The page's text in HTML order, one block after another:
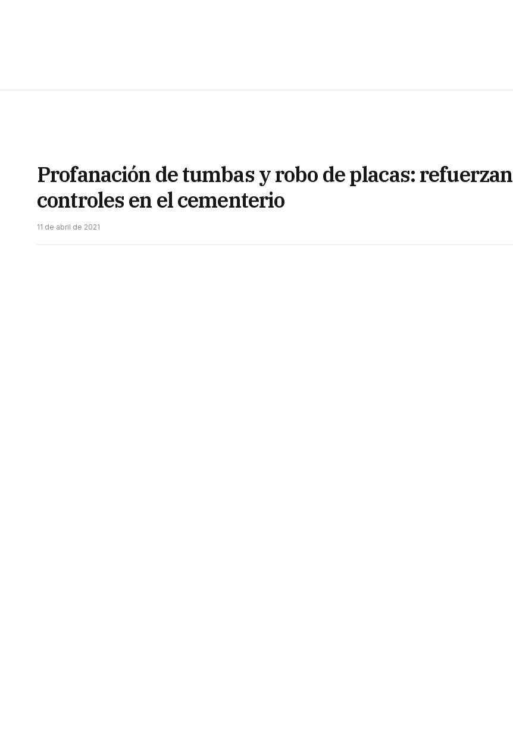
Profanación de tumbas y robo de placas: refuerzan
controles en el cementerio
11 de abril de 2021